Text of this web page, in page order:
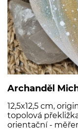
Archanděl
12,5x12,5 cm,
topolová
orientační -